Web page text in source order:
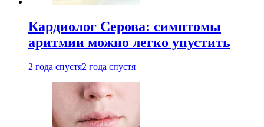
Кардиолог Серова: симптомы
аритмии можно легко упустить
2 года спустя2 года спустя